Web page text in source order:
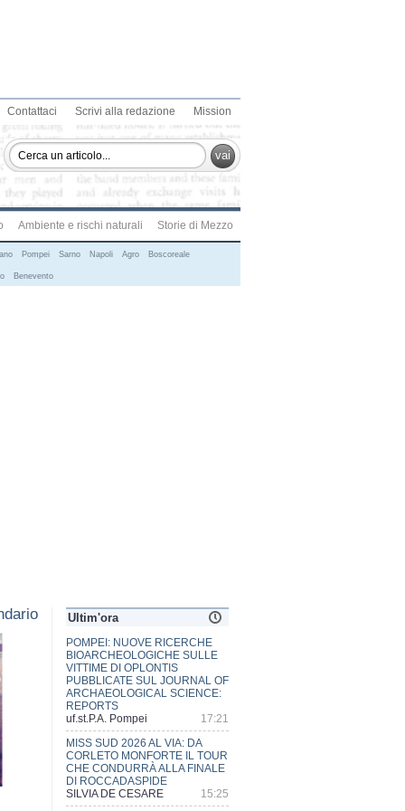
Contattaci Scrivi alla redazione Mission
vai
Ambiente e rischi naturali Storie di Mezzo
Pompei Sarno Napoli Agro Boscoreale
Benevento
Ultim'ora
MISS SUD 2026 AL VIA: DA
CORLETO MONFORTE IL TOUR
CHE CONDURRÀ ALLA FINALE
DI ROCCADASPIDE
SILVIA DE CESARE
15:25
ECSTATIC POMPEII, LA CITTA'
DIONISIACA TRA FURORE E
MISTERI
uf.st.P.A. Pompei
15:10
RIO SGUAZZATORIO, ALIBERTI:
«C'È CHI PREFERISCE
METTERE LA MELMA SUGLI